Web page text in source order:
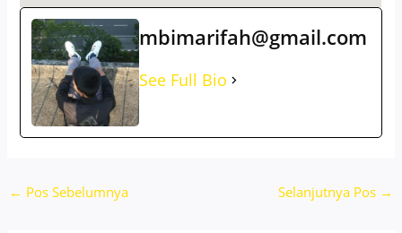
mbimarifah@gmail.com
See Full Bio
← Pos Sebelumnya Selanjutnya Pos →